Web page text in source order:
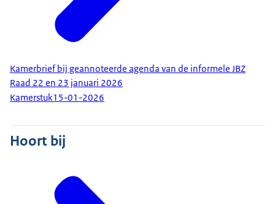
Kamerbrief bij geannoteerde agenda van de informele JBZ
Raad 22 en 23 januari 2026
Kamerstuk15-01-2026
Hoort bij